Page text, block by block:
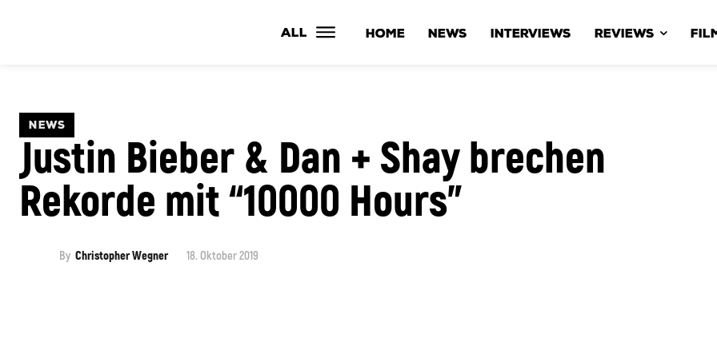
ALL HOME NEWS INTERVIEWS REVIEWS
NEWS
Justin Bieber & Dan + Shay brechen
Rekorde mit “10000 Hours”
By Christopher Wegner 18. Oktober 2019